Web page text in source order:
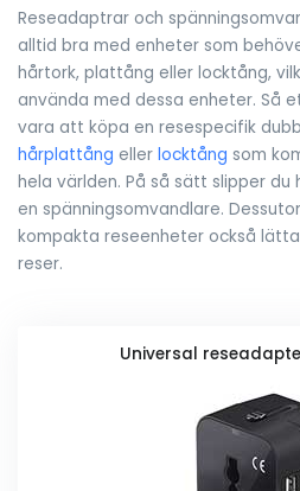
Reseadaptrar och
alltid bra med enheter som
hårtork, plattång eller locktång,
använda med dessa enheter. Så
vara att köpa en resespecifik
hårplattång eller locktång som
hela världen. På så sätt slipper
en spänningsomvandlare.
kompakta reseenheter också
reser.
Universal